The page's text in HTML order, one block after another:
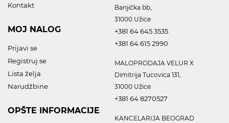
Kontakt
MOJ NALOG
Prijavi se
Registruj se
Lista želja
Narudžbine
OPŠTE INFORMACIJE
Banjička bb,
31000 Užice
+381 64 645 3535
+381 64 615 2990
MALOPRODAJA VELUR X
Dimitrija Tucovica 131,
31000 Užice
+381 64 8270527
KANCELARIJA BEOGRAD